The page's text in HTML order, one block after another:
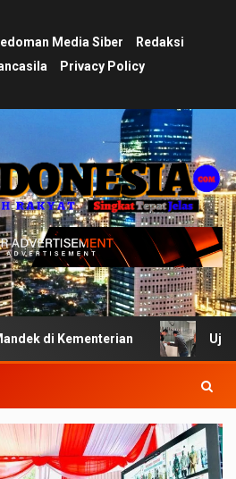
Media Siber
Redaksi
Privacy Policy
Ujian